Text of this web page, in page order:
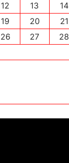
12 13 14
19 20 21
26 27 28